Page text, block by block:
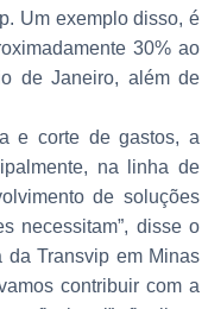
Um exemplo disso, é
30% ao
de Janeiro, além de
e corte de gastos, a
na linha de
de soluções
necessitam”, disse o
da Transvip em Minas
contribuir com a